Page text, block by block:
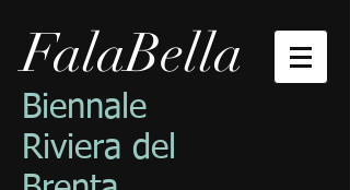
FalaBella
Biennale
Riviera del